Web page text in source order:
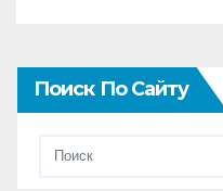
Поиск По Сайту